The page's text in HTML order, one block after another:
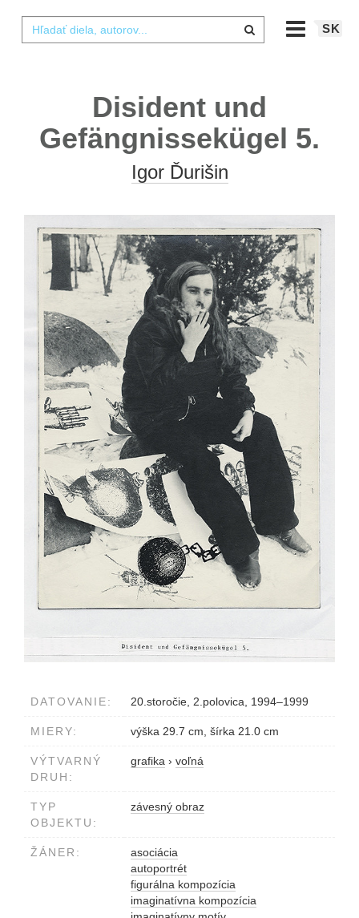
SK
Disident und
Gefängnissekügel 5.
Igor Ďurišin
DATOVANIE: 20.storočie, 2.polovica, 1994–1999
MIERY: výška 29.7 cm, šírka 21.0 cm
VÝTVARNÝ
DRUH:
grafika › voľná
TYP
OBJEKTU:
závesný obraz
ŽÁNER:
asociácia
autoportrét
figurálna kompozícia
imaginatívna kompozícia